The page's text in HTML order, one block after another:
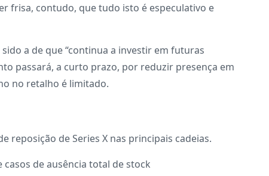
frisa, contudo, que tudo isto é especulativo e
a de que “continua a investir em futuras
passará, a curto prazo, por reduzir presença em
no retalho é limitado.
reposição de Series X nas principais cadeias.
de ausência total de stock